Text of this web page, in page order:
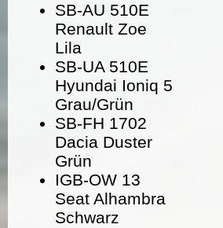
SB-AU 510E
Renault Zoe
Lila
SB-UA 510E
Hyundai Ioniq 5
Grau/Grün
SB-FH 1702
Dacia Duster
Grün
IGB-OW 13
Seat Alhambra
Schwarz